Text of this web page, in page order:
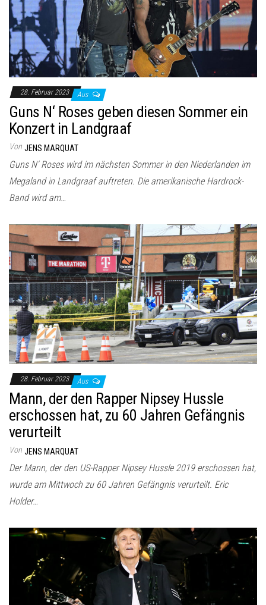
28. Februar 2023 Aus
Guns N‘ Roses geben diesen Sommer ein
Konzert in Landgraaf
Von JENS MARQUAT
Guns N‘ Roses wird im nächsten Sommer in den Niederlanden im
Megaland in Landgraaf auftreten. Die amerikanische Hardrock-
Band wird am…
28. Februar 2023 Aus
Mann, der den Rapper Nipsey Hussle
erschossen hat, zu 60 Jahren Gefängnis
verurteilt
Von JENS MARQUAT
Der Mann, der den US-Rapper Nipsey Hussle 2019 erschossen hat,
wurde am Mittwoch zu 60 Jahren Gefängnis verurteilt. Eric
Holder…